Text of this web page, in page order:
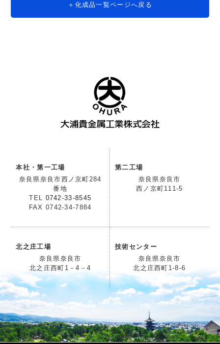
化成品一覧ページへ戻る
本社・第一工場
奈良県奈良市西ノ京町284
番地
TEL 0742-33-8545
FAX 0742-34-7884
第二工場
奈良県奈良市
西ノ京町111-5
北之庄工場
奈良県奈良市
北之庄西町1－4－4
技術センター
奈良県奈良市
北之庄西町1-8-6